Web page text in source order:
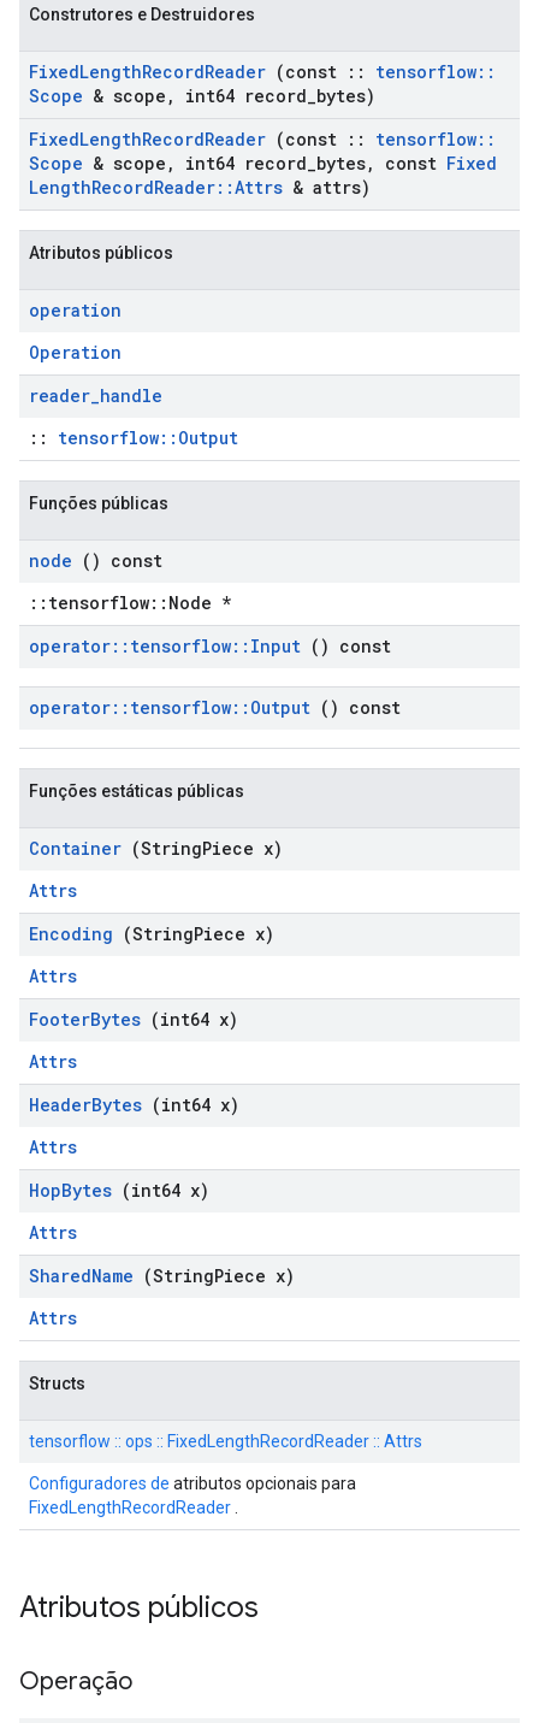
Construtores e Destruidores
FixedLengthRecordReader (const :: tensorflow::
Scope & scope , int64 record bytes)
FixedLengthRecordReader (const :: tensorflow::
Scope & scope , int64 record bytes, const Fixed
LengthRecordReader::Attrs & attrs)
Atributos públicos
operation
Operation
reader_handle
:: tensorflow::Output
Funções públicas
node () const
::tensorflow::Node *
operator:: tensorflow:: Input () const
operator:: tensorflow:: Output () const
Funções estáticas públicas
Container (StringPiece x)
Attrs
Encoding (StringPiece x)
Attrs
FooterBytes (int64 x)
Attrs
HeaderBytes (int64 x)
Attrs
HopBytes (int64 x)
Attrs
SharedName (StringPiece x)
Attrs
Structs
tensorflow :: ops :: FixedLengthRecordReader :: Attrs
Configuradores de atributos opcionais para
FixedLengthRecordReader
Atributos públicos
Operação